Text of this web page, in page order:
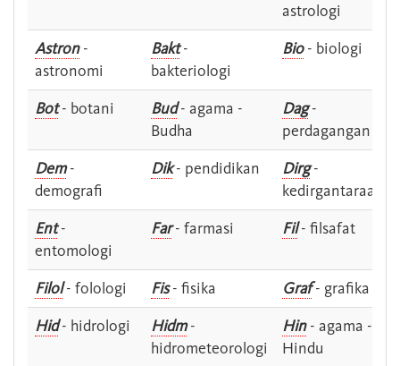
astrologi
Astron-
astronomi
Bakt-
bakteriologi
Bio- biologi
Bot- botani Bud- agama -
Budha
Dag-
perdagangan
Dem-
demografi
Dik- pendidikan Dirg-
kedirgantaraan
Ent-
entomologi
Far- farmasi Fil- filsafat
Filol- folologi Fis- fisika Graf- grafika
Hid- hidrologi Hidm-
hidrometeorologi
Hin- agama -
Hindu